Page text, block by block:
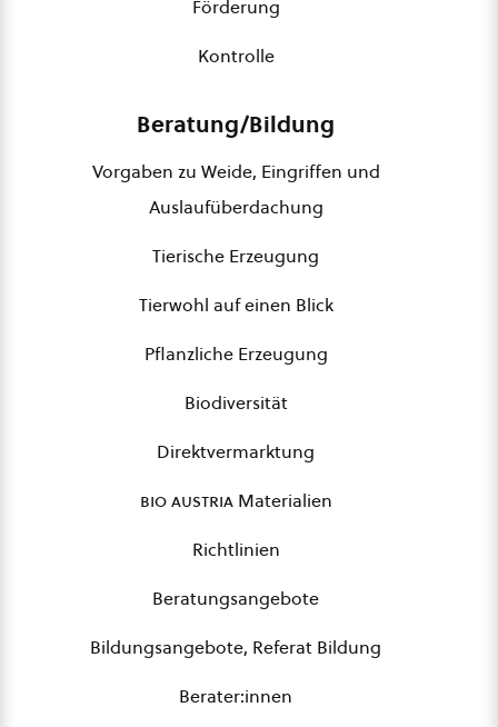
Förderung
Kontrolle
Beratung/Bildung
Vorgaben zu Weide, Eingriffen und
Auslaufüberdachung
Tierische Erzeugung
Tierwohl auf einen Blick
Pflanzliche Erzeugung
Biodiversität
Direktvermarktung
bio austriaMaterialien
Richtlinien
Beratungsangebote
Bildungsangebote, Referat Bildung
Berater:innen